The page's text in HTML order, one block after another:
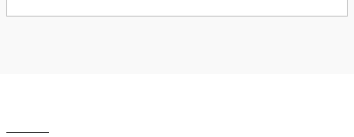
yetersiz gördüğünüz noktaları öneri formunu kullanarak tarafımıza